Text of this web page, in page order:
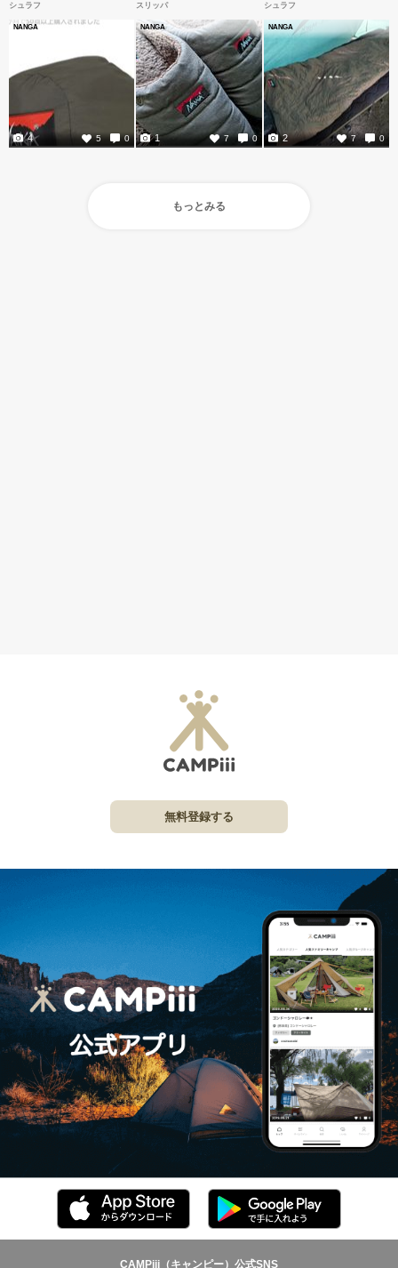
シュラフ
NANGA
5 0
4
スリッパ
NANGA
7 0
1
シュラフ
NANGA
7 0
2
もっとみる
無料登録する
CAMPiii（キャンピー）公式SNS